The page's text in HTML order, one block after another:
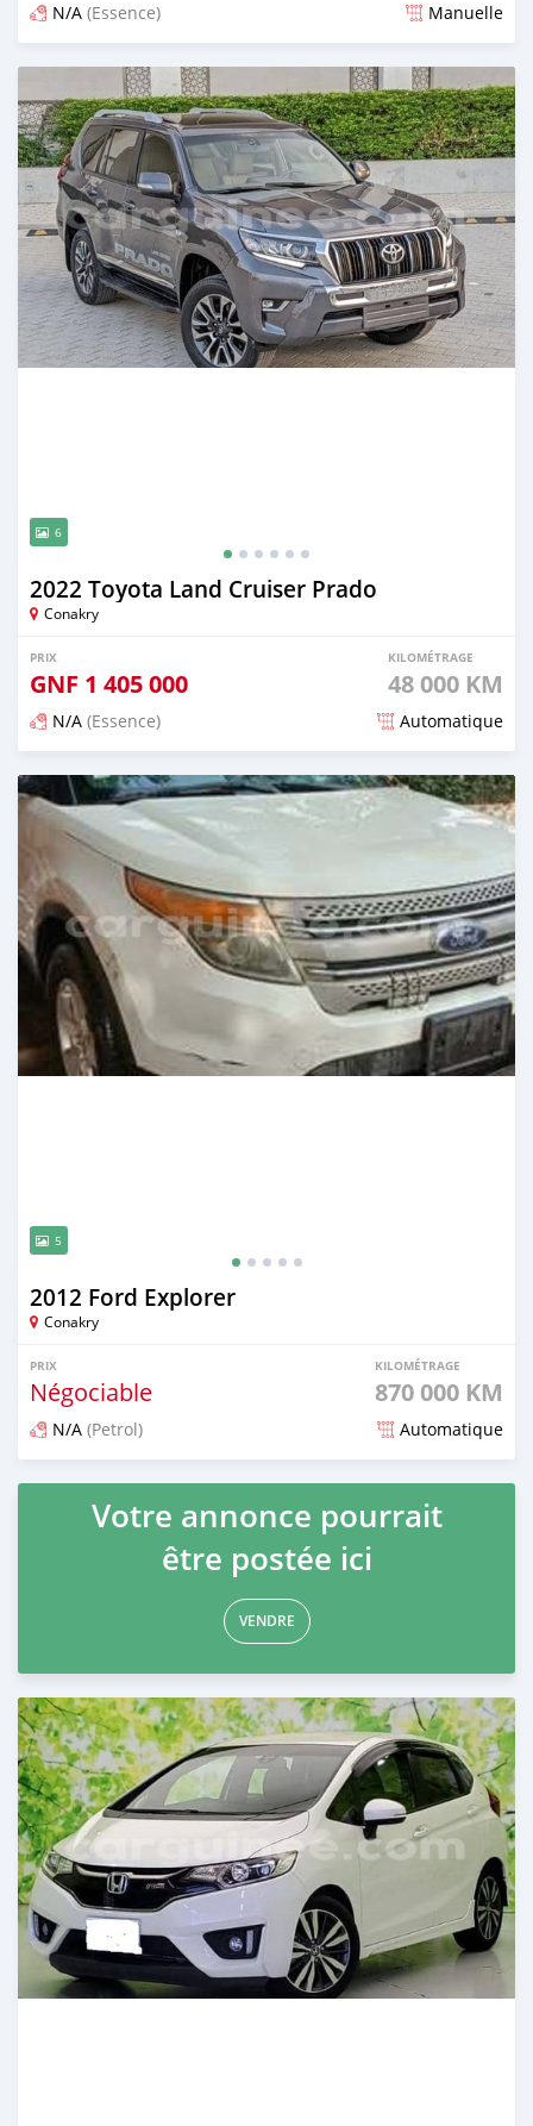
N/A (Essence) Manuelle
Publié il y a 3 mois
6
2022 Toyota Land Cruiser Prado
Conakry
PRIX
GNF 1 405 000
KILOMÉTRAGE
48 000 KM
N/A (Essence) Automatique
Publié il y a 3 mois
5
2012 Ford Explorer
Conakry
PRIX
Négociable
KILOMÉTRAGE
870 000 KM
N/A (Petrol) Automatique
Publié il y a 3 mois
Votre annonce pourrait
être postée ici
VENDRE